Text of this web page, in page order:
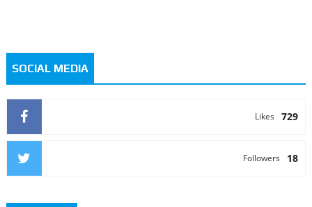
SOCIAL MEDIA
729
Likes
18
Followers